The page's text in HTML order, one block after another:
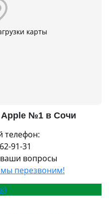
карты
№1 в Сочи
телефон:
91-31
вопросы
мы перезвоним!